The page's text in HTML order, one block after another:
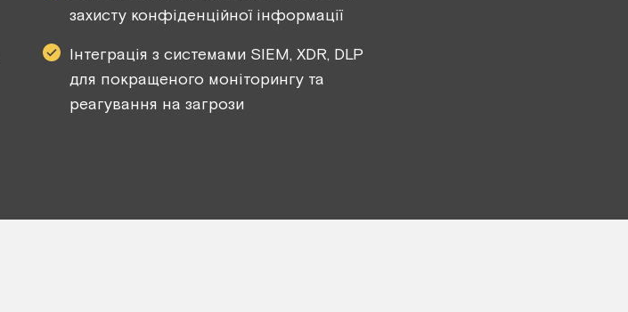
захисту конфіденційної інформації
Інтеграція з системами SIEM, XDR, DLP
для покращеного моніторингу та
реагування на загрози